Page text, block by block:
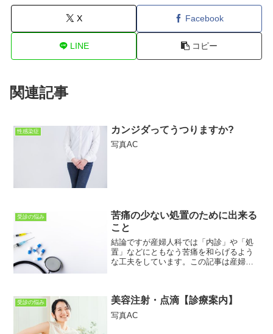
X Facebook
LINE コピー
関連記事
性感染症 カンジダってうつりますか?
写真AC
受診の悩み
苦痛の少ない処置のために出来る
こと
結論ですが産婦人科では「内診」や「処
置」などにともなう苦痛を和らげるよう
な工夫をしています。この記事は産婦人
います。今回は「処置による...
受診の悩み 美容注射・点滴【診療案内】
写真AC